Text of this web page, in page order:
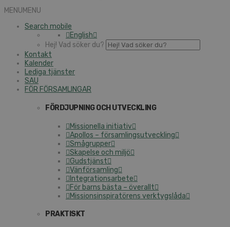
MENUMENU
Search mobile
English
Hej! Vad söker du?
Kontakt
Kalender
Lediga tjänster
SAU
FÖR FÖRSAMLINGAR
FÖRDJUPNING OCH UTVECKLING
Missionella initiativ
Apollos – församlingsutveckling
Smågrupper
Skapelse och miljö
Gudstjänst
Vänförsamling
Integrationsarbete
För barns bästa – överallt
Missionsinspiratörens verktygslåda
PRAKTISKT